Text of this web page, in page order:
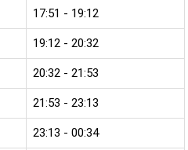
17:51 - 19:12
19:12 - 20:32
20:32 - 21:53
21:53 - 23:13
23:13 - 00:34